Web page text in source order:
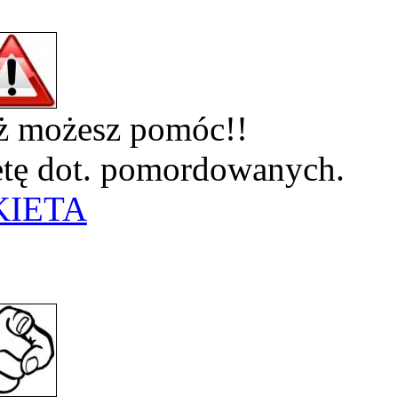
możesz pomóc!!
dot. pomordowanych.